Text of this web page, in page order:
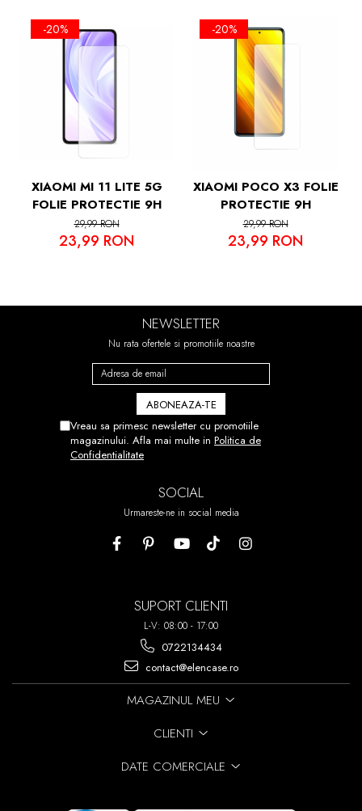
-20%
XIAOMI MI 11 LITE 5G
FOLIE PROTECTIE 9H
29,99 RON
23,99 RON
-20%
XIAOMI POCO X3 FOLIE
PROTECTIE 9H
29,99 RON
23,99 RON
NEWSLETTER
Nu rata ofertele si promotiile noastre
Vreau sa primesc newsletter cu promotiile
magazinului. Afla mai multe in Politica de
Confidentialitate
SOCIAL
Urmareste-ne in social media
SUPORT CLIENTI
L-V: 08:00 - 17:00
0722134434
contact@elencase.ro
MAGAZINUL MEU
CLIENTI
DATE COMERCIALE